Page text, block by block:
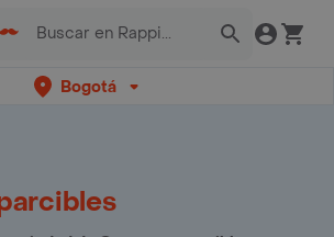
Bogotá